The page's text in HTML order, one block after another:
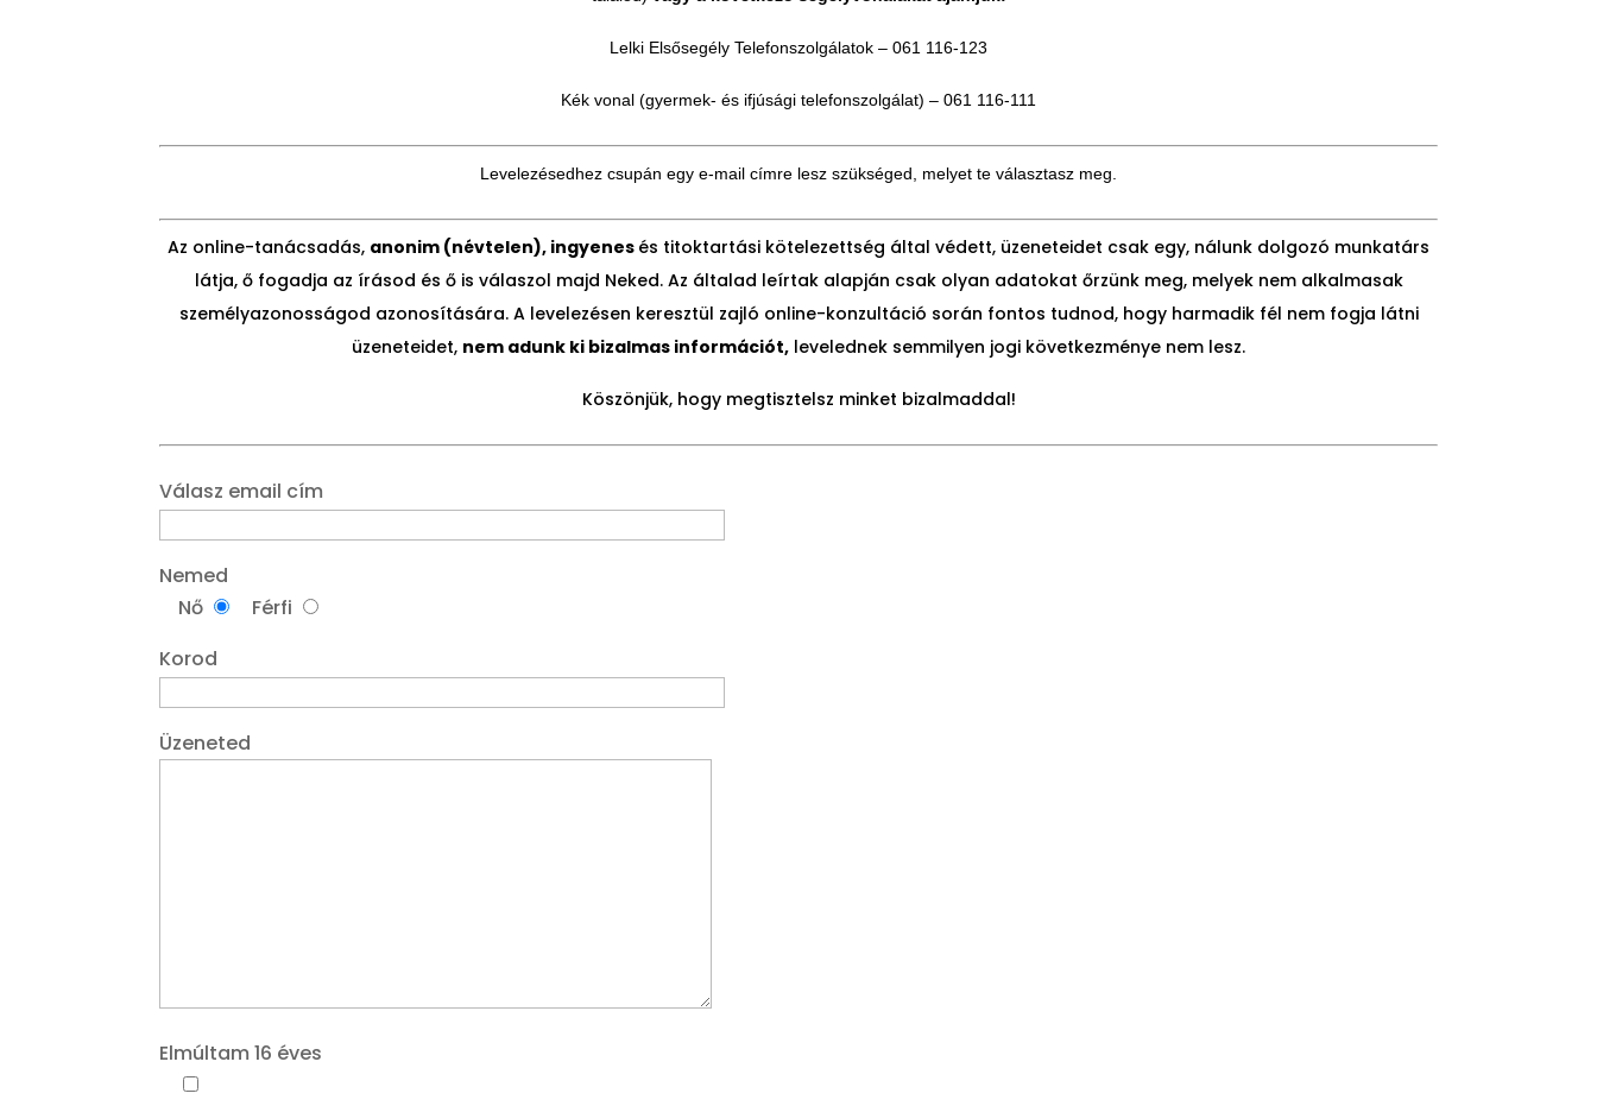
Lelki Elsősegély Telefonszolgálatok – 061 116-123
Kék vonal (gyermek- és ifjúsági telefonszolgálat) – 061 116-111
Levelezésedhez csupán egy e-mail címre lesz szükséged, melyet te választasz meg.
Az online-tanácsadás, anonim (névtelen), ingyenes és titoktartási kötelezettség által védett, üzeneteidet csak egy, nálunk dolgozó munkatárs
látja, ő fogadja az írásod és ő is válaszol majd Neked. Az általad leírtak alapján csak olyan adatokat őrzünk meg, melyek nem alkalmasak
személyazonosságod azonosítására. A levelezésen keresztül zajló online-konzultáció során fontos tudnod, hogy harmadik fél nem fogja látni
üzeneteidet, nem adunk ki bizalmas információt, levelednek semmilyen jogi következménye nem lesz.
Köszönjük, hogy megtisztelsz minket bizalmaddal!
Válasz email cím
Nemed
Nő
Férfi
Korod
Üzeneted
Elmúltam 16 éves